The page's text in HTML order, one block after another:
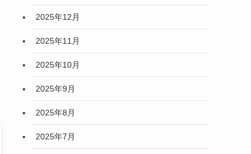
2025年12月
2025年11月
2025年10月
2025年9月
2025年8月
2025年7月